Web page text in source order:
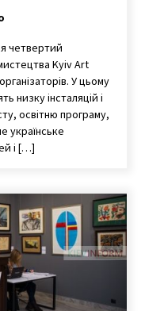
від вибуху у
четвертий
Kyiv Art
У цьому
низку інсталяцій і
освітню програму,
українське
і […]